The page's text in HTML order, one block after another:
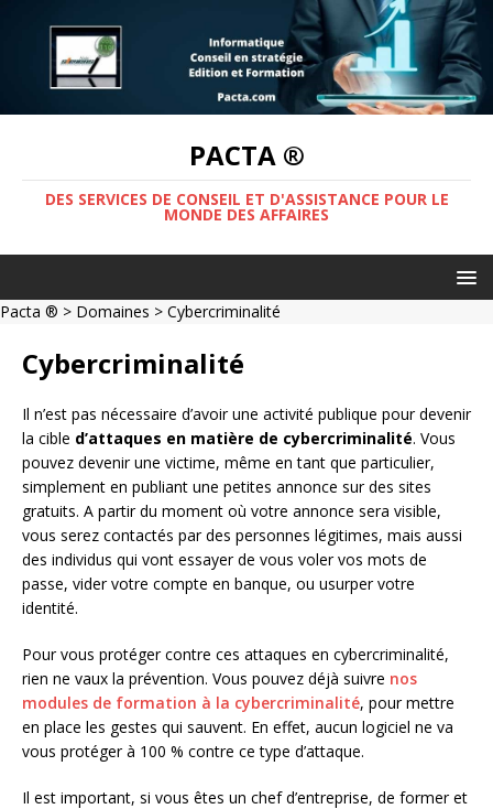
PACTA ®
DES SERVICES DE CONSEIL ET D'ASSISTANCE POUR LE
MONDE DES AFFAIRES
Pacta ® > Domaines > Cybercriminalité
Cybercriminalité
Il n’est pas nécessaire d’avoir une activité publique pour devenir
la cible d’attaques en matière de cybercriminalité. Vous
pouvez devenir une victime, même en tant que particulier,
simplement en publiant une petites annonce sur des sites
gratuits. A partir du moment où votre annonce sera visible,
vous serez contactés par des personnes légitimes, mais aussi
des individus qui vont essayer de vous voler vos mots de
passe, vider votre compte en banque, ou usurper votre
identité.
Pour vous protéger contre ces attaques en cybercriminalité,
rien ne vaux la prévention. Vous pouvez déjà suivre nos
modules de formation à la cybercriminalité, pour mettre
en place les gestes qui sauvent. En effet, aucun logiciel ne va
vous protéger à 100 % contre ce type d’attaque.
Il est important, si vous êtes un chef d’entreprise, de former et